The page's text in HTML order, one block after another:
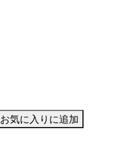
お気に入りに追加